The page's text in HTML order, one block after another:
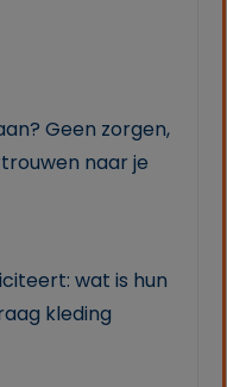
Geen zorgen,
naar je
wat is hun
kleding